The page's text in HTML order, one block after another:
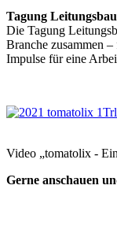
Tagung
Die Tagung
Branche zusammen
Impulse für eine
Video „tomatolix -
Gerne anschauen